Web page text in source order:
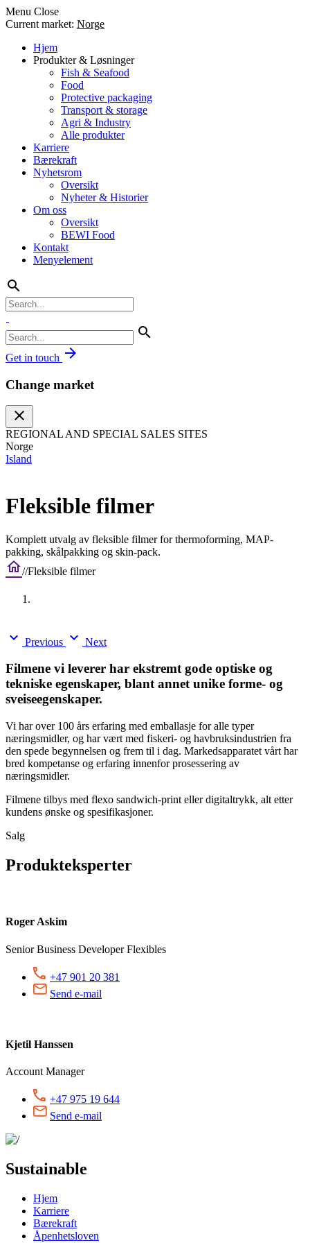
Menu Close
Current market: Norge
Hjem
Produkter & Løsninger
Fish & Seafood
Food
Protective packaging
Transport & storage
Agri & Industry
Alle produkter
Karriere
Bærekraft
Nyhetsrom
Oversikt
Nyheter & Historier
Om oss
Oversikt
BEWI Food
Kontakt
Menyelement
search
search
Get in touch arrow_forward
Change market
close
REGIONAL AND SPECIAL SALES SITES
Norge
Island
Fleksible filmer
Komplett utvalg av fleksible filmer for thermoforming, MAP-
pakking, skålpakking og skin-pack.
home//Fleksible filmer
expand_more Previous expand_more Next
Filmene vi leverer har ekstremt gode optiske og
tekniske egenskaper, blant annet unike forme- og
sveiseegenskaper.
Vi har over 100 års erfaring med emballasje for alle typer
næringsmidler, og har vært med fiskeri- og havbruksindustrien fra
den spede begynnelsen og frem til i dag. Markedsapparatet vårt har
bred kompetanse og erfaring innenfor prosessering av
næringsmidler.
Filmene tilbys med flexo sandwich-print eller digitaltrykk, alt etter
kundens ønske og spesifikasjoner.
Salg
Produkteksperter
Roger Askim
Senior Business Developer Flexibles
+47 901 20 381
Send e-mail
Kjetil Hanssen
Account Manager
+47 975 19 644
Send e-mail
Sustainable
Hjem
Karriere
Bærekraft
Åpenhetsloven